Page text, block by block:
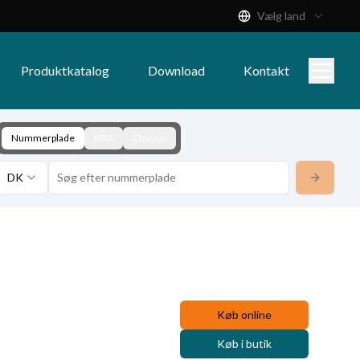
Vælg land
Produktkatalog Download Kontakt
Nummerplade
DK
Køb online
Køb i butik